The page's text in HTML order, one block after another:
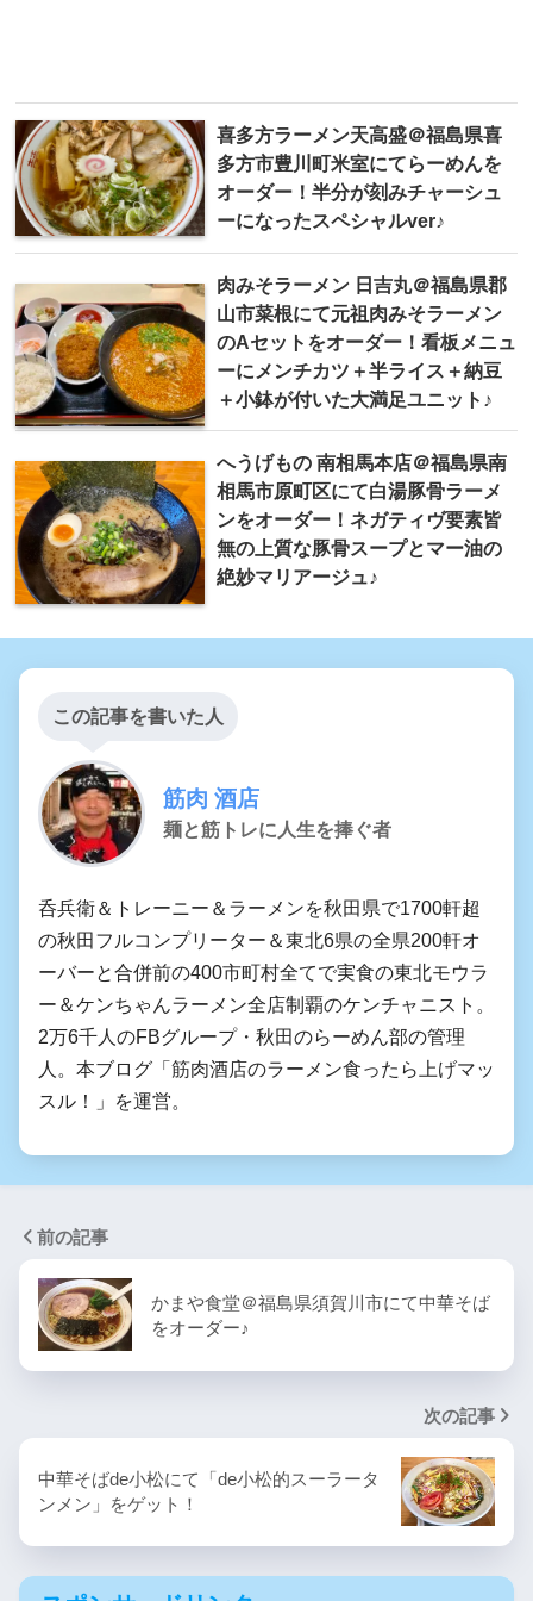
喜多方ラーメン天高盛＠福島県喜
多方市豊川町米室にてらーめんを
オーダー！半分が刻みチャーシュ
ーになったスペシャルver♪
肉みそラーメン 日吉丸＠福島県郡
山市菜根にて元祖肉みそラーメン
のAセットをオーダー！看板メニュ
ーにメンチカツ＋半ライス＋納豆
＋小鉢が付いた大満足ユニット♪
へうげもの 南相馬本店 ＠福島県南
相馬市原町区にて白湯豚骨ラーメ
ンをオーダー！ネガティヴ要素皆
無の上質な豚骨スープとマー油の
絶妙マリアージュ♪
この記事を書いた人
筋肉 酒店
麺と筋トレに人生を捧ぐ者
呑兵衛＆トレーニー＆ラーメンを秋田県で1700軒超
の秋田フルコンプリーター＆東北6県の全県200軒オ
ーバーと合併前の400市町村全てで実食の東北モウラ
ー＆ケンちゃんラーメン全店制覇のケンチャニスト。
2万6千人のFBグループ・秋田のらーめん部の管理
人。本ブログ「筋肉酒店のラーメン食ったら上げマッ
スル！」を運営。
前の記事
かまや食堂＠福島県須賀川市にて中華そば
をオーダー♪
次の記事
中華そばde小松にて「de小松的スーラータ
ンメン」をゲット！